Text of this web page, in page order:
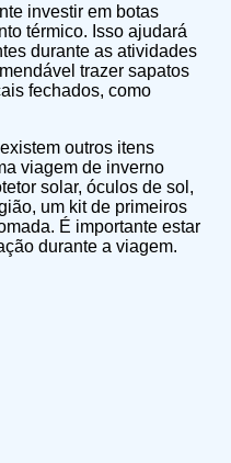
investir em botas
térmico. Isso ajudará
durante as atividades
trazer sapatos
fechados, como
outros itens
viagem de inverno
solar, óculos de sol,
um kit de primeiros
É importante estar
durante a viagem.